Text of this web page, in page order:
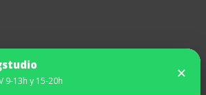
9-13h y 15-20h ✕